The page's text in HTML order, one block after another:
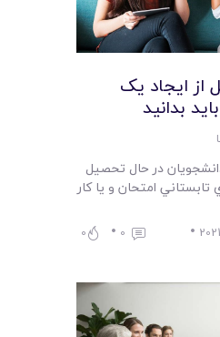
از ايجاد يک
بدانيد
در حال تحصيل
امتحان و يا کار
0
0